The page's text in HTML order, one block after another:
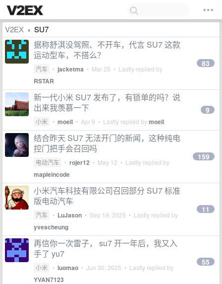
V2EX › SU7
据称舒淇没驾照、不开车，代言 SU7 这款
运动型车，不搭么？
汽车 • jacketma • Mar 25 • Lastly replied by
RSTAR
83
新一代小米 SU7 发布了，有锁单的吗？说
出来我羡慕一下
小米 • moell • Apr 9 • Lastly replied bymoell
9
结合昨天 SU7 无法开门的新闻，这种纯电
控门把手会召回吗
电动汽车 • rojer12 • May 12 • Lastly replied by
mapleincode
159
小米汽车科技有限公司召回部分 SU7 标准
版电动汽车
汽车 • LuJason • Sep 19, 2025 • Lastly replied by
yvescheung
11
再信你一次雷子， su7 开一年后，我又入
手了 yu7
小米 • luomao • Jun 30, 2025 • Lastly replied by
YVAN7123
55